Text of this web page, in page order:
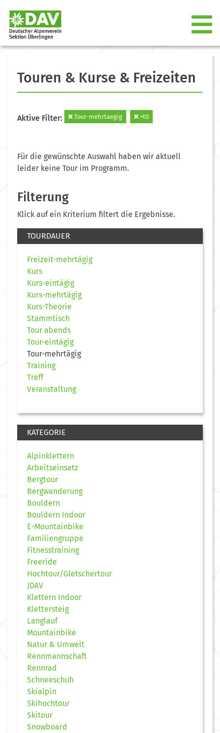
Touren & Kurse & Freizeiten
Aktive Filter: Tour-mehrtaegig =t0
Für die gewünschte Auswahl haben wir aktuell
leider keine Tour im Programm.
Filterung
Klick auf ein Kriterium filtert die Ergebnisse.
TOURDAUER
Freizeit-mehrtägig
Kurs
Kurs-eintägig
Kurs-mehrtägig
Kurs-Theorie
Stammtisch
Tour abends
Tour-eintägig
Tour-mehrtägig
Training
Treff
Veranstaltung
KATEGORIE
Alpinklettern
Arbeitseinsatz
Bergtour
Bergwanderung
Bouldern
Bouldern Indoor
E-Mountainbike
Familiengruppe
Fitnesstraining
Freeride
Hochtour/Gletschertour
JDAV
Klettern Indoor
Klettersteig
Langlauf
Mountainbike
Natur & Umwelt
Rennmannschaft
Rennrad
Schneeschuh
Skialpin
Skihochtour
Skitour
Snowboard